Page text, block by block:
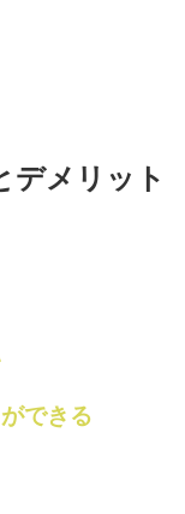
デメリット
できる